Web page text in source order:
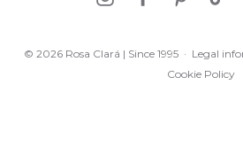
© 2026 Rosa Clará | Since 1995 · Legal
Cookie Policy